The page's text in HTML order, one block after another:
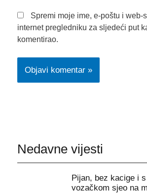
Spremi moje ime, e-poštu i web-
internet pregledniku za sljedeći put
komentirao.
Nedavne vijesti
Pijan, bez kacige i
vozačkom sjeo na